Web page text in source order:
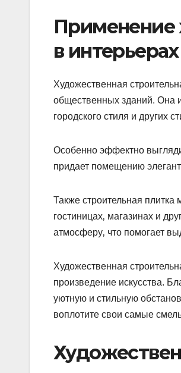
Применение
в интерьерах
Художественная
общественных зданий. Она
городского стиля и других
Особенно эффектно
придает помещению
Также строительная плитка
гостиницах‚ магазинах и
атмосферу‚ что помогает
Художественная
произведение искусства.​
уютную и стильную
воплотите свои самые